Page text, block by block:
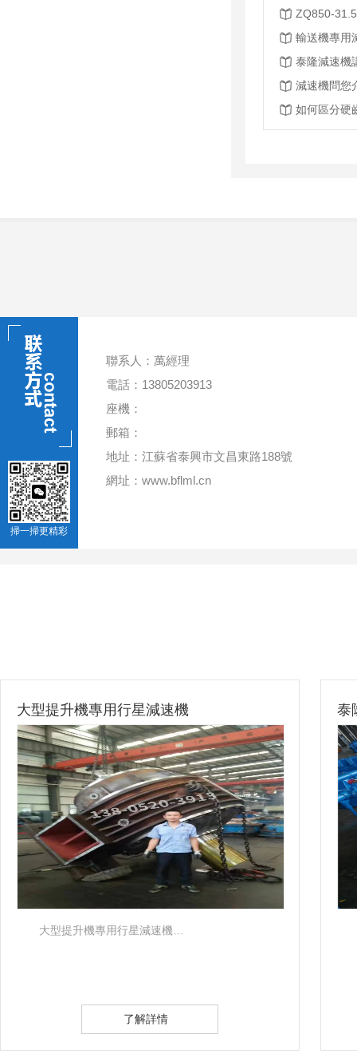
ZQ850-
泰隆減速機
減速機問您
如何區分硬
掃一掃更精彩
聯系人：萬經理
電話：13805203913
座機：
郵箱：
地址：江蘇省泰興市文昌東路188號
網址：www.bflml.cn
大型提升機專用行星減速機
大型提升機專用行星減速機…
了解詳情
泰